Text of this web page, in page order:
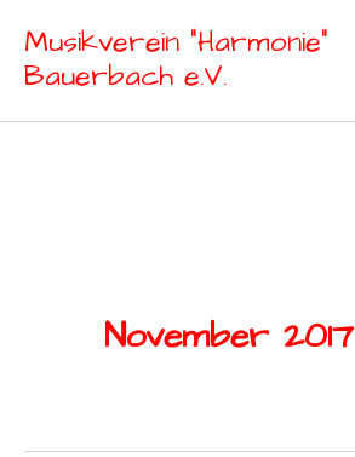
Inhalt
Musikverein "Harmonie"
Bauerbach e.V.
November 2017